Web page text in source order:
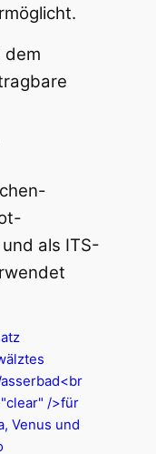
dem
als ITS-